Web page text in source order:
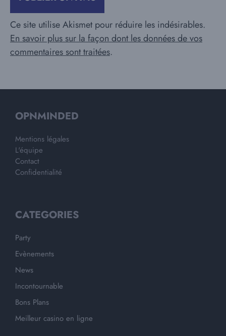
Ce site utilise Akismet pour réduire les indésirables.
En savoir plus sur la façon dont les données de vos
commentaires sont traitées.
OPNMINDED
Mentions légales
L'équipe
Contact
Confidentialité
CATEGORIES
Party
Evènements
News
Incontournable
Bons Plans
Meilleur casino en ligne